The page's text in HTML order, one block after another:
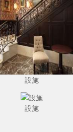
設施
設施